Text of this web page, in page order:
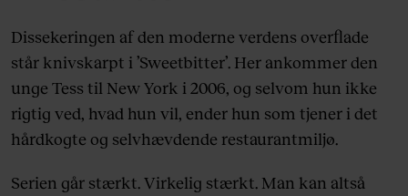
Dissekeringen af den moderne verdens overflade
står knivskarpt i ’Sweetbitter’. Her ankommer den
unge Tess til New York i 2006, og selvom hun ikke
rigtig ved, hvad hun vil, ender hun som tjener i det
hårdkogte og selvhævdende restaurantmiljø.
Serien går stærkt. Virkelig stærkt. Man kan altså